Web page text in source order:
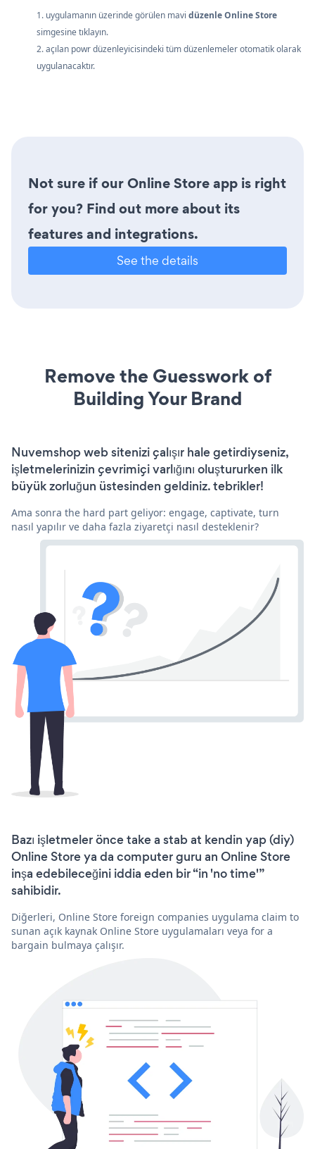
1. uygulamanın üzerinde görülen mavi düzenle Online Store
simgesine tıklayın.
2. açılan powr düzenleyicisindeki tüm düzenlemeler otomatik olarak
uygulanacaktır.
Not sure if our Online Store app is right
for you? Find out more about its
features and integrations.
See the details
Remove the Guesswork of
Building Your Brand
Nuvemshop web sitenizi çalışır hale getirdiyseniz,
işletmelerinizin çevrimiçi varlığını oluştururken ilk
büyük zorluğun üstesinden geldiniz. tebrikler!
Ama sonra the hard part geliyor: engage, captivate, turn
nasıl yapılır ve daha fazla ziyaretçi nasıl desteklenir?
Bazı işletmeler önce take a stab at kendin yap (diy)
Online Store ya da computer guru an Online Store
inşa edebileceğini iddia eden bir “in 'no time'”
sahibidir.
Diğerleri, Online Store foreign companies uygulama claim to
sunan açık kaynak Online Store uygulamaları veya for a
bargain bulmaya çalışır.